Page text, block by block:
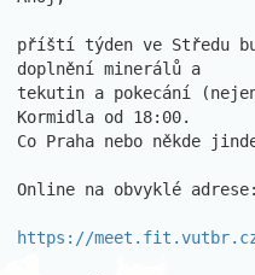
příští týden ve Středu
doplnění minerálů a
tekutin a pokecání
Kormidla od 18:00.
Co Praha nebo někde
Online na obvyklé adrese:
https://